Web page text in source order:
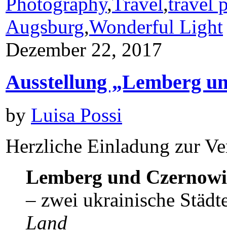
Augsburg,Wonderful Light
Dezember 22, 2017
Ausstellung „Lemberg
by Luisa Possi
Herzliche Einladung zur
Lemberg und
– zwei ukrainische
Land